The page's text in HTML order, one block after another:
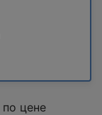
по цене